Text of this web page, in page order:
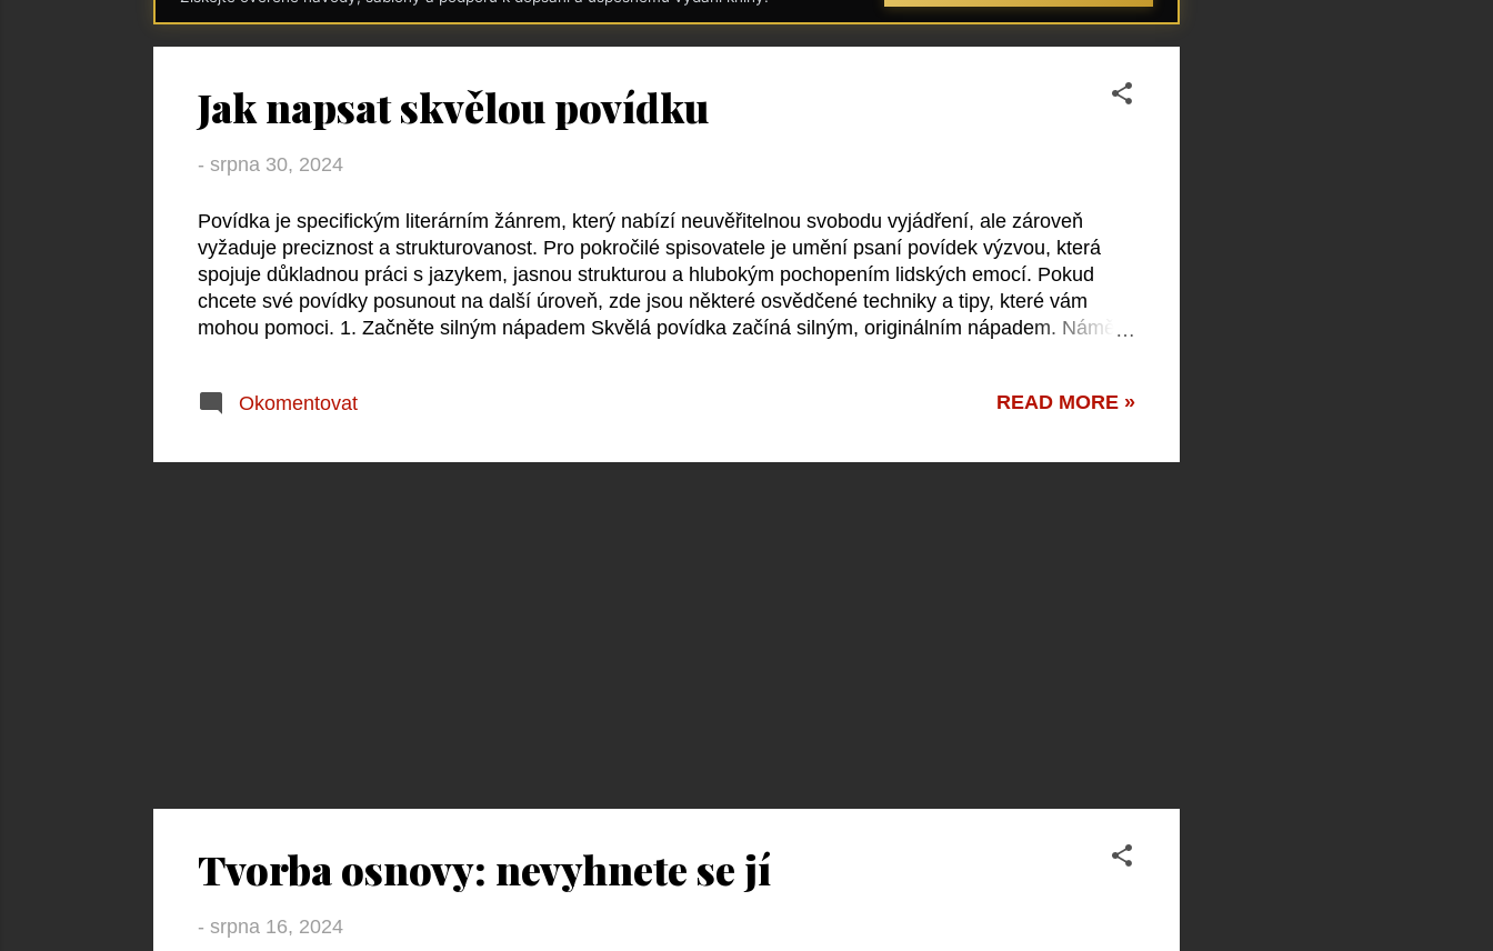
s
p
Jak napsat skvělou povídku
- srpna 30, 2024
Povídka je specifickým literárním žánrem, který nabízí neuvěřitelnou svobodu vyjádření, ale zároveň
vyžaduje preciznost a strukturovanost. Pro pokročilé spisovatele je umění psaní povídek výzvou, která
spojuje důkladnou práci s jazykem, jasnou strukturou a hlubokým pochopením lidských emocí. Pokud
chcete své povídky posunout na další úroveň, zde jsou některé osvědčené techniky a tipy, které vám
mohou pomoci. 1. Začněte silným nápadem Skvělá povídka začíná silným, originálním nápadem. Námět
efektivně rozvinout. To může být nezvyklá situace, netradiční vztah mezi postavami, nebo morální dilema,
pro zbytečná slova. Každá věta, každé slovo by mělo sloužit účelu – ať už jde o rozvoj postav...
Okomentovat READ MORE »
Tvorba osnovy: nevyhnete se jí
- srpna 16, 2024